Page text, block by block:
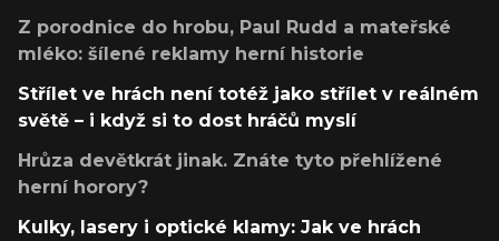
Z porodnice do hrobu, Paul Rudd a mateřské
mléko: šílené reklamy herní historie
Střílet ve hrách není totéž jako střílet v reálném
světě – i když si to dost hráčů myslí
Hrůza devětkrát jinak. Znáte tyto přehlížené
herní horory?
Kulky, lasery i optické klamy: Jak ve hrách